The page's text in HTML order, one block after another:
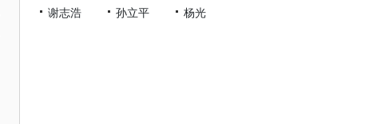
谢志浩
孙立平 杨光